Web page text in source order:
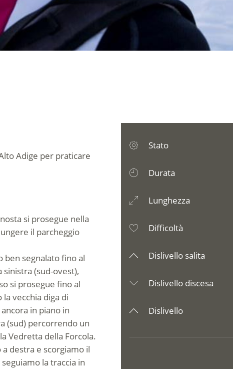
Adige per praticare
si prosegue nella
il parcheggio
ben segnalato fino al
(sud-ovest),
si prosegue fino al
vecchia diga di
in piano in
(sud) percorrendo un
Vedretta della Forcola.
destra e scorgiamo il
la traccia in
Stato
Durata
Lunghezza
Difficoltà
Dislivello salita
Dislivello discesa
Dislivello